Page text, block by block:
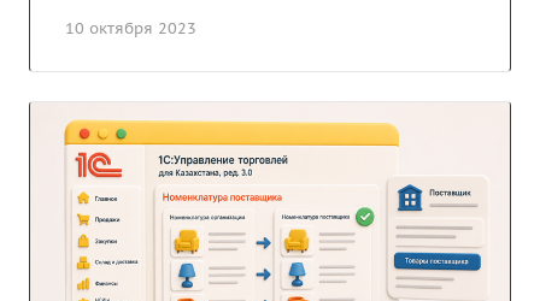
10 октября 2023